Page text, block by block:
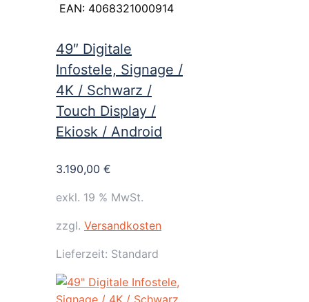
EAN: 4068321000914
49″ Digitale
Infostele, Signage /
4K / Schwarz /
Touch Display /
Ekiosk / Android
3.190,00 €
exkl. 19 % MwSt.
zzgl. Versandkosten
Lieferzeit: Standard